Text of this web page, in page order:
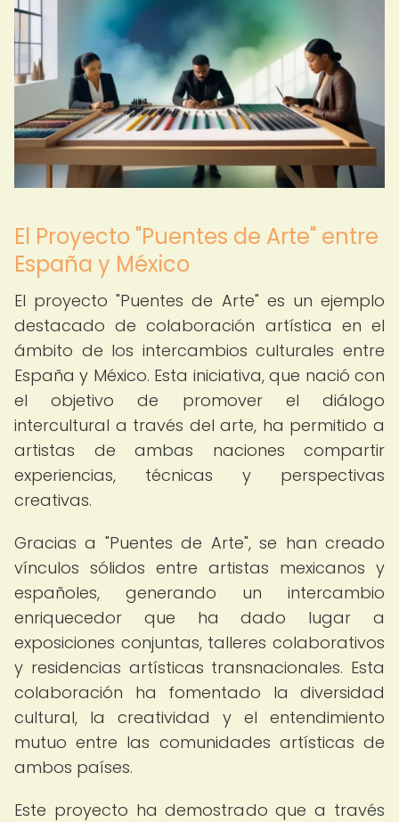
El Proyecto "Puentes de Arte" entre
España y México
El proyecto "Puentes de Arte" es un ejemplo
destacado de colaboración artística en el
ámbito de los intercambios culturales entre
España y México. Esta iniciativa, que nació con
el objetivo de promover el diálogo
intercultural a través del arte, ha permitido a
artistas de ambas naciones compartir
experiencias, técnicas y perspectivas
creativas.
Gracias a "Puentes de Arte", se han creado
vínculos sólidos entre artistas mexicanos y
españoles, generando un intercambio
enriquecedor que ha dado lugar a
exposiciones conjuntas, talleres colaborativos
y residencias artísticas transnacionales. Esta
colaboración ha fomentado la diversidad
cultural, la creatividad y el entendimiento
mutuo entre las comunidades artísticas de
ambos países.
Este proyecto ha demostrado que a través